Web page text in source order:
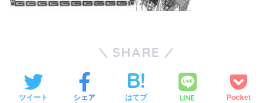
SHARE
ツイート シェア はてブ LINE Pocket